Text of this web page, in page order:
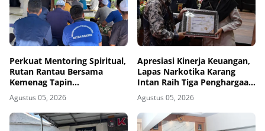
Perkuat Mentoring Spiritual,
Rutan Rantau Bersama
Kemenag Tapin
Selenggarakan Kegiatan
Tausyiah
Agustus 05, 2026
Apresiasi Kinerja Keuangan,
Lapas Narkotika Karang
Intan Raih Tiga Penghargaan
dari KPPN Banjarmasin
Agustus 05, 2026